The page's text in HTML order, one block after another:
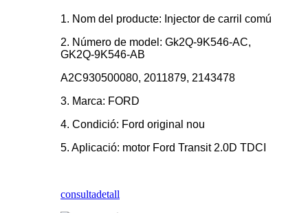
1. Nom del producte: Injector de carril comú
2. Número de model: Gk2Q-9K546-AC,
GK2Q-9K546-AB
A2C930500080, 2011879, 2143478
3. Marca: FORD
4. Condició: Ford original nou
5. Aplicació: motor Ford Transit 2.0D TDCI
consultadetall